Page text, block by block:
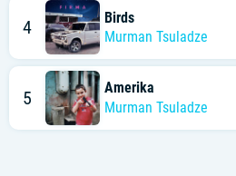
4
Birds
Murman Tsuladze
5
Amerika
Murman Tsuladze